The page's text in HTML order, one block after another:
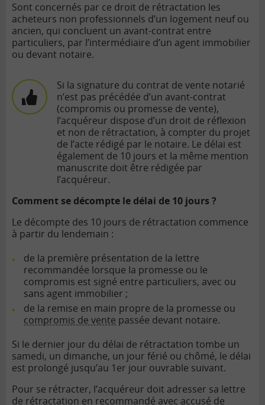
Sont concernés par ce droit de rétractation les
acheteurs non professionnels d’un logement neuf ou
ancien, qui concluent un avant-contrat entre
particuliers, par l’intermédiaire d’un agent immobilier
ou devant notaire.
Si la signature du contrat de vente notarié
n’est pas précédée d’un avant-contrat
(compromis ou promesse de vente),
l’acquéreur dispose d’un droit de réflexion
et non de rétractation, à compter du projet
de l’acte rédigé par le notaire. Le délai est
également de 10 jours et la même mention
manuscrite doit être rédigée par
l’acquéreur.
Comment se décompte le délai de 10 jours ?
Le décompte des 10 jours de rétractation commence
à partir du lendemain :
de la première présentation de la lettre
recommandée lorsque la promesse ou le
compromis est signé entre particuliers, avec ou
sans agent immobilier ;
de la remise en main propre de la promesse ou
compromis de vente passée devant notaire.
Si le dernier jour du délai de rétractation tombe un
samedi, un dimanche, un jour férié ou chômé, le délai
est prolongé jusqu’au 1er jour ouvrable suivant.
Pour se rétracter, l’acquéreur doit adresser sa lettre
de rétractation en recommandé avec accusé de